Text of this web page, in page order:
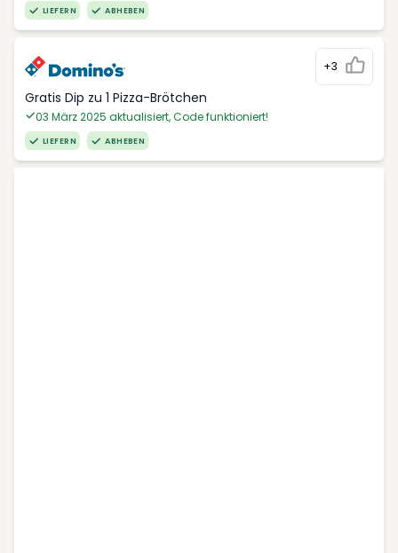
LIEFERN ABHEBEN
+3
Gratis Dip zu 1 Pizza-Brötchen
03 März 2025 aktualisiert, Code funktioniert!
LIEFERN ABHEBEN